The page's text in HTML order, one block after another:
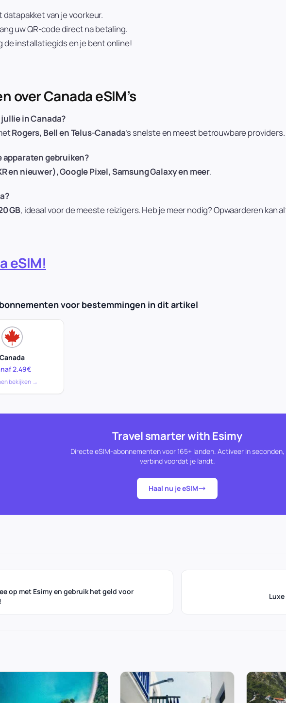
datapakket van je voorkeur.
uw QR-code direct na betaling.
de installatiegids en je bent online!
over Canada eSIM’s
in Canada?
Rogers, Bell en Telus-Canada’s snelste en meest betrouwbare providers.
apparaten gebruiken?
en nieuwer), Google Pixel, Samsung Galaxy en meer.
GB, ideaal voor de meeste reizigers. Heb je meer nodig? Opwaarderen kan
eSIM!
voor bestemmingen in dit artikel
Canada
2.49€
bekijken →
Travel smarter with Esimy
Directe eSIM-abonnementen voor 165+ landen. Activeer in seconden,
verbind voordat je landt.
Haal nu je eSIM
op met Esimy en gebruik het geld voor